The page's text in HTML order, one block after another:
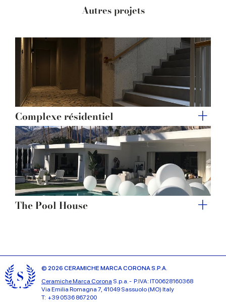
Autres projets
Complexe résidentiel
The Pool House
© 2026 CERAMICHE MARCA CORONA S.P.A.
Ceramiche Marca Corona S.p.a. - P.IVA: IT00628160368
Via Emilia Romagna 7, 41049 Sassuolo (MO) Italy
T: +39 0536 867200